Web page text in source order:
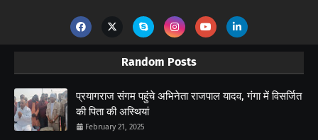
Random Posts
प्रयागराज संगम पहुंचे अभिनेता राजपाल यादव, गंगा में विसर्जित
की पिता की अस्थियां
February 21, 2025